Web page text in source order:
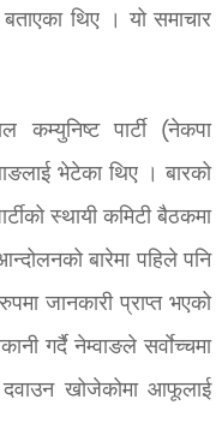
थिए । यो समाचार
कम्युनिष्ट पार्टी (नेकपा
भेटेका थिए । बारको
स्थायी कमिटी बैठकमा
बारेमा पहिले पनि
जानकारी प्राप्त भएको
गर्दै नेम्वाङले सर्वाेच्चमा
दवाउन खोजेकोमा आफूलाई